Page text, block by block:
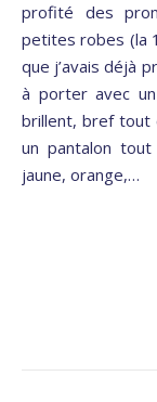
profité des
petites robes (la
que j’avais déjà
à porter avec
brillent, bref tout
un pantalon
jaune, orange,…